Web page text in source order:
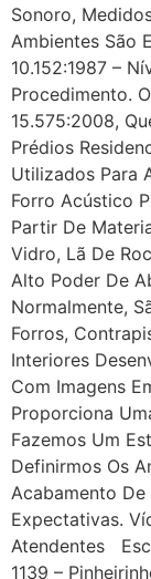
Sonoro,
Ambientes São
10.152:1987 –
Procedimento.
15.575:2008,
Prédios
Utilizados Para
Forro Acústico
Partir De
Vidro, Lã De
Alto Poder De
Normalmente,
Forros,
Interiores
Com Imagens
Proporciona
Fazemos Um
Definirmos Os
Acabamento
Expectativas.
Atendentes
1139 –